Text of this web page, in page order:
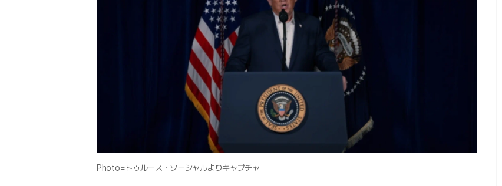
Photo=トゥルース・ソーシャルよりキャプチャ